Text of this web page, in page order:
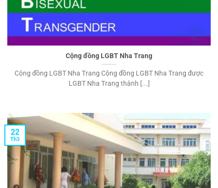
Cộng đồng LGBT Nha Trang
Cộng đồng LGBT Nha Trang Cộng đồng LGBT Nha Trang được
LGBT Nha Trang thành [...]
22
Th3